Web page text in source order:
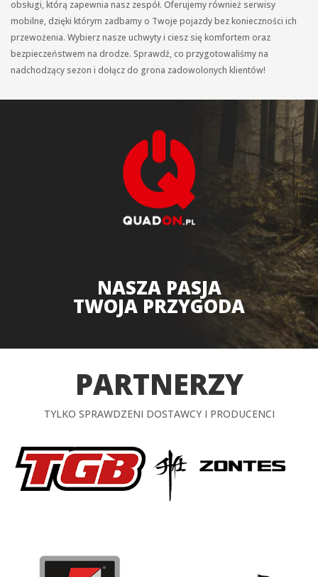
obsługi, którą zapewnia nasz zespół. Oferujemy również serwisy
mobilne, dzięki którym zadbamy o Twoje pojazdy bez konieczności ich
przewożenia. Wybierz nasze uchwyty i ciesz się komfortem oraz
bezpieczeństwem na drodze. Sprawdź, co przygotowaliśmy na
nadchodzący sezon i dołącz do grona zadowolonych klientów!
NASZA PASJA
TWOJA PRZYGODA
PARTNERZY
TYLKO SPRAWDZENI DOSTAWCY I PRODUCENCI